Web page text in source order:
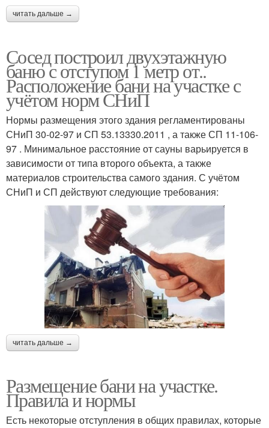
читать дальше →
Сосед построил двухэтажную
баню с отступом 1 метр от..
Расположение бани на участке с
учётом норм СНиП
Нормы размещения этого здания регламентированы
СНиП 30-02-97 и СП 53.13330.2011 , а также СП 11-106-
97 . Минимальное расстояние от сауны варьируется в
зависимости от типа второго объекта, а также
материалов строительства самого здания. С учётом
СНиП и СП действуют следующие требования:
читать дальше →
Размещение бани на участке.
Правила и нормы
Есть некоторые отступления в общих правилах, которые